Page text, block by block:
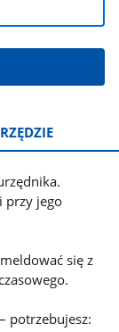
przy jego
się z
potrzebujesz: